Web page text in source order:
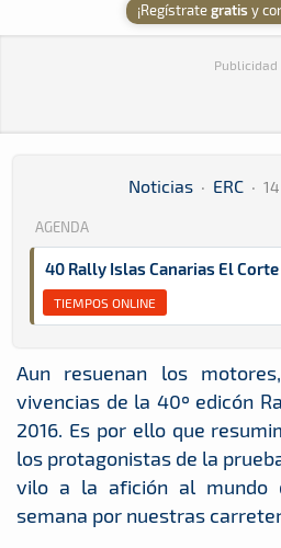
¡Regístrategratis y
Publicidad
Noticias · ERC ·
AGENDA
40 Rally Islas Canarias El Corte
TIEMPOS ONLINE
Aun resuenan los
vivencias de la 40º edicón
2016. Es por ello que
los protagonistas de la
vilo a la afición al mundo
semana por nuestras